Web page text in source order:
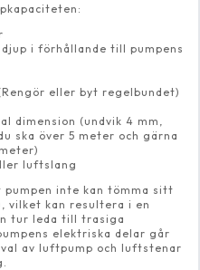
i förhållande till pumpens
eller byt regelbundet)
dimension (undvik 4 mm,
ska över 5 meter och gärna
luftslang
inte kan tömma sitt
kan resultera i en
tur leda till trasiga
elektriska delar går
av luftpump och luftstenar